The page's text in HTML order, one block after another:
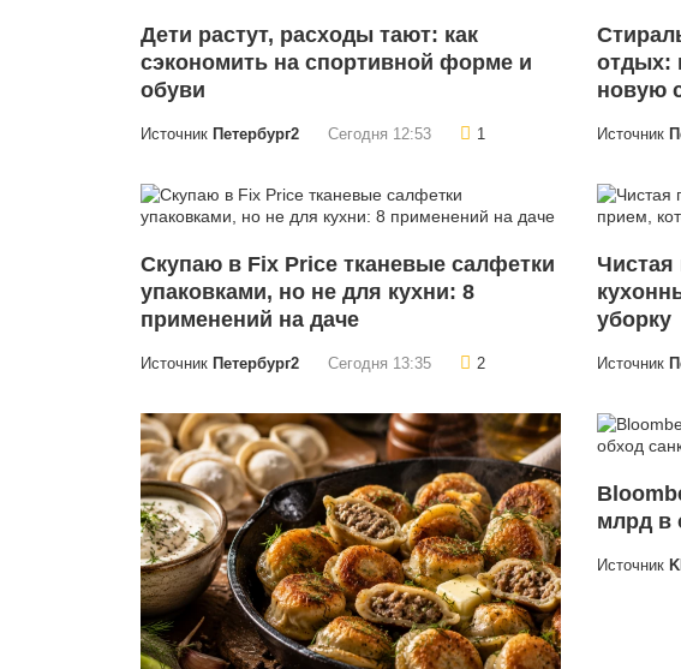
Дети растут, расходы тают: как
сэкономить на спортивной форме и
обуви
Источник Петербург2 Сегодня 12:53 1
отдых:
новую
Источник
Скупаю в Fix Price тканевые салфетки
упаковками, но не для кухни: 8
применений на даче
Источник Петербург2 Сегодня 13:35 2
Чистая
уборку
Источник
млрд в
Источник